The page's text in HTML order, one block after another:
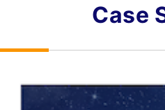
Case